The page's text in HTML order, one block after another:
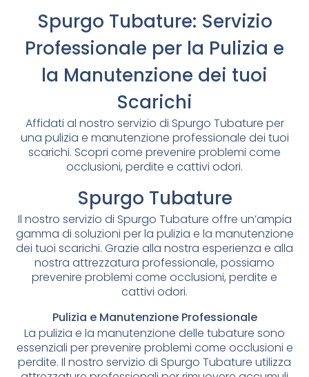
Spurgo Tubature: Servizio
Professionale per la Pulizia e
la Manutenzione dei tuoi
Scarichi
Affidati al nostro servizio di Spurgo Tubature per
una pulizia e manutenzione professionale dei tuoi
scarichi. Scopri come prevenire problemi come
occlusioni, perdite e cattivi odori.
Spurgo Tubature
Il nostro servizio di Spurgo Tubature offre un’ampia
gamma di soluzioni per la pulizia e la manutenzione
dei tuoi scarichi. Grazie alla nostra esperienza e alla
nostra attrezzatura professionale, possiamo
prevenire problemi come occlusioni, perdite e
cattivi odori.
Pulizia e Manutenzione Professionale
La pulizia e la manutenzione delle tubature sono
essenziali per prevenire problemi come occlusioni e
perdite. Il nostro servizio di Spurgo Tubature utilizza